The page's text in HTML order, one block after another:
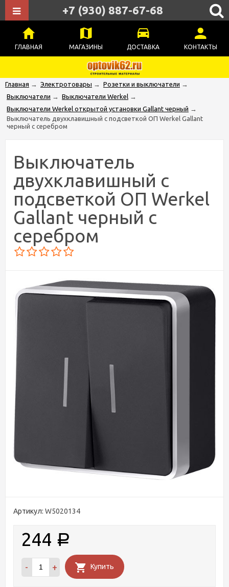
ГЛАВНАЯ МАГАЗИНЫ ДОСТАВКА КОНТАКТЫ
+7 (930) 887-67-68
Главная → Электротовары → Розетки и выключатели →
Выключатели → Выключатели Werkel →
Выключатели Werkel открытой установки Gallant черный →
Выключатель двухклавишный с подсветкой ОП Werkel Gallant
черный с серебром
Выключатель
двухклавишный с
подсветкой ОП Werkel
Gallant черный с
серебром
Артикул: W5020134
244 Р
- + Купить